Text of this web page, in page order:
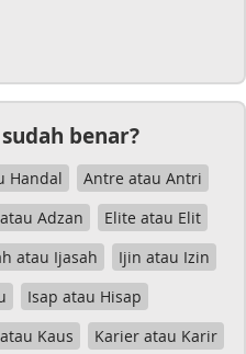
benar?
Handal
Antre atau Antri
Adzan
Elite atau Elit
atau Ijasah
Ijin atau Izin
Isap atau Hisap
Kaus
Karier atau Karir